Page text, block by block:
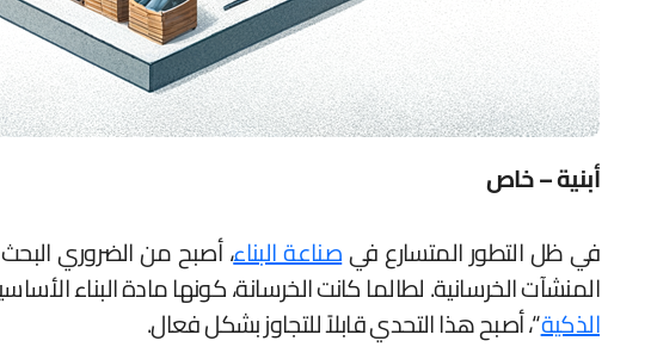
أبنية – خاص
في ظل التطور المتسارع فيصناعة البناء، أصبح من الضروري
المنشآت الخرسانية. لطالما كانت الخرسانة، كونها مادة البناء
الذكية“، أصبح هذا التحدي قابلاً للتجاوز بشكل فعال.